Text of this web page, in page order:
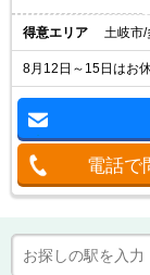
得意エリア 土岐市/
8月12日～15日はお
電話で